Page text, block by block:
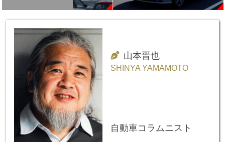
山本晋也
SHINYA YAMAMOTO
自動車コラムニスト